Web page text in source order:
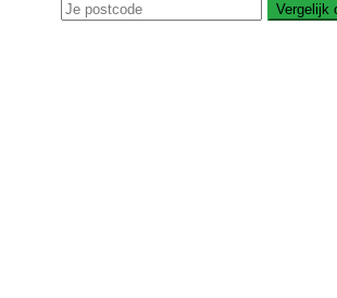
Vergelijk